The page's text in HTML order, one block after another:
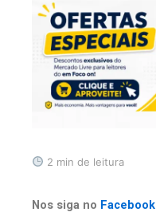
2 min de leitura
Nos siga no Facebook